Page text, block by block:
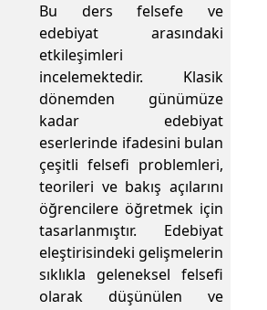
Bu ders felsefe ve
edebiyat arasındaki
etkileşimleri
incelemektedir. Klasik
dönemden günümüze
kadar edebiyat
eserlerinde ifadesini bulan
çeşitli felsefi problemleri,
teorileri ve bakış açılarını
öğrencilere öğretmek için
tasarlanmıştır. Edebiyat
eleştirisindeki gelişmelerin
sıklıkla geleneksel felsefi
olarak düşünülen ve